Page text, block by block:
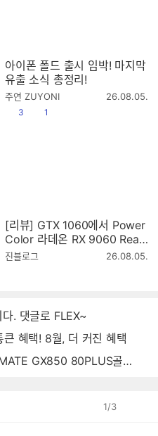
아이폰 폴드 출시 임박! 마지막
유출 소식 총정리!
주연 ZUYONI
작
26.08.05.
공감
3 1
[리뷰] GTX 1060에서 Power
Color 라데온 RX 9060 Reap
er 8GB로 바꿨더니안 돌아가
진블로그
작
26.08.05.
. 댓글로 FLEX~
혜택! 8월, 더 커진 혜택
80PLUS골드 풀모듈러 ATX3.0 블랙
1/3